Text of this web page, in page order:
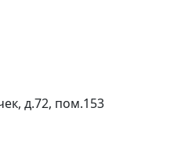
д.72, пом.153